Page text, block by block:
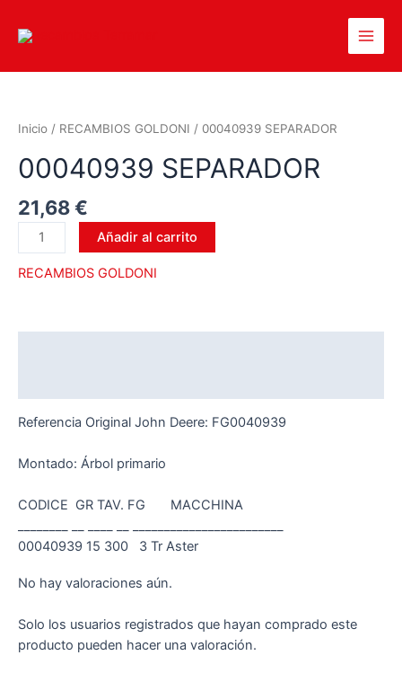
Inicio / RECAMBIOS GOLDONI / 00040939 SEPARADOR
00040939 SEPARADOR
21,68€
Añadir al carrito
RECAMBIOS GOLDONI
Referencia Original John Deere: FG0040939
Montado: Árbol primario
CODICE GR TAV. FG MACCHINA
00040939 15 300 3 Tr Aster
No hay valoraciones aún.
Solo los usuarios registrados que hayan comprado este
producto pueden hacer una valoración.